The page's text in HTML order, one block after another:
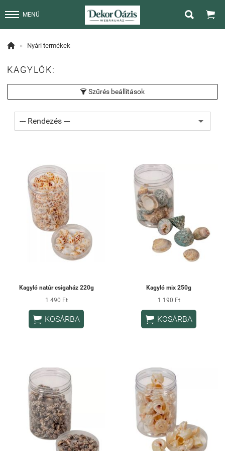
MENÜ  
 » Nyári termékek
KAGYLÓK:
 Szűrés beállítások
Kagyló natúr csigaház 220g
1 490 Ft
 KOSÁRBA
Kagyló mix 250g
1 190 Ft
 KOSÁRBA